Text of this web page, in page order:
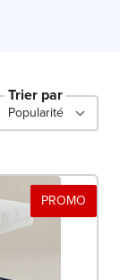
Trier par
PROMO